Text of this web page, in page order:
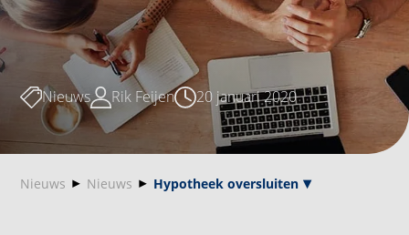
Nieuws Rik Feijen 20 januari 2020
Nieuws Nieuws Hypotheek oversluiten